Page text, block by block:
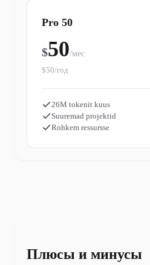
Pro 50
$50/мес
$50/год
26M tokenit kuus
Suuremad projektid
Rohkem ressursse
Плюсы и минусы